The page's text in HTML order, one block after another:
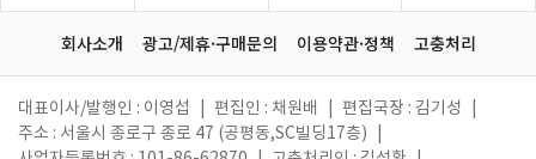
회사소개 광고/제휴·구매문의 이용약관·정책 고충처리
대표이사/발행인 : 이영섭 편집인 : 채원배 편집국장 : 김기성
주소 : 서울시 종로구 종로 47 (공평동,SC빌딩17층)